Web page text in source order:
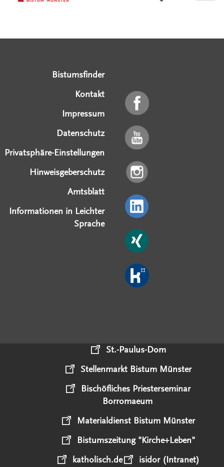
Bistumsfinder
Kontakt
Impressum
Datenschutz
Privatsphäre-Einstellungen
Hinweisgeberschutz
Amtsblatt
Informationen in Leichter
Sprache
St.-Paulus-Dom
Stellenmarkt Bistum Münster
Bischöfliches Priesterseminar
Borromaeum
Materialdienst Bistum Münster
Bistumszeitung "Kirche+Leben"
katholisch.de
isidor (Intranet)